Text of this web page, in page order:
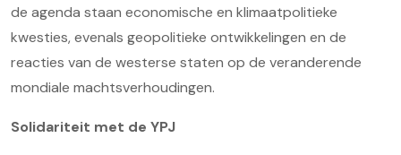
de agenda staan economische en klimaatpolitieke
kwesties, evenals geopolitieke ontwikkelingen en de
reacties van de westerse staten op de veranderende
mondiale machtsverhoudingen.
Solidariteit met de YPJ